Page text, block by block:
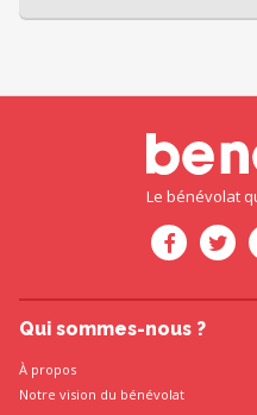
Le bénévolat
Qui sommes-nous ?
À propos
Notre vision du bénévolat